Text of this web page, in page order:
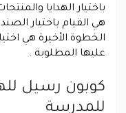
باختيار الهدايا
هي القيام باختيار
الخطوة الأخيرة هي
عليها المطلوبة .
كوبون رسيل
للمدرسة